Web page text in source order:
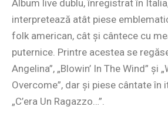
Album live dublu, înregistrat în
interpretează atât piese
folk american, cât și cântece cu
puternice. Printre acestea se
Angelina”, „Blowin’ In The Wind” și
Overcome”, dar și piese cântate în
„C’era Un Ragazzo…”.